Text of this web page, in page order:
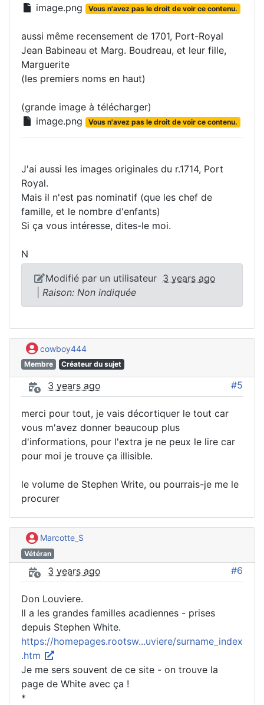
image.png Vous n'avez pas le droit de voir ce contenu.
aussi même recensement de 1701, Port-Royal
Jean Babineau et Marg. Boudreau, et leur fille,
Marguerite
(les premiers noms en haut)
(grande image à télécharger)
image.png
Vous n'avez pas le droit de voir ce contenu.
J'ai aussi les images originales du r.1714, Port
Royal.
Mais il n'est pas nominatif (que les chef de
famille, et le nombre d'enfants)
Si ça vous intéresse, dites-le moi.
N
Modifié par un utilisateur 3 years ago
Raison: Non indiquée
cowboy444
Membre Créateur du sujet
3 years ago #5
merci pour tout, je vais décortiquer le tout car
vous m'avez donner beaucoup plus
d'informations, pour l'extra je ne peux le lire car
pour moi je trouve ça illisible.
le volume de Stephen Write, ou pourrais-je me le
procurer
Marcotte_S
Vétéran
3 years ago #6
Don Louviere.
Il a les grandes familles acadiennes - prises
depuis Stephen White.
https://homepages.rootsw...uviere/surname_index
.htm
Je me sers souvent de ce site - on trouve la
page de White avec ça !
*